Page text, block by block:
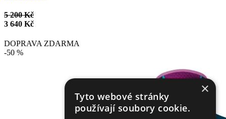
5 200 Kč
3 640 Kč
DOPRAVA ZDARMA
-50 %
×
Tyto webové stránky
používají soubory cookie.